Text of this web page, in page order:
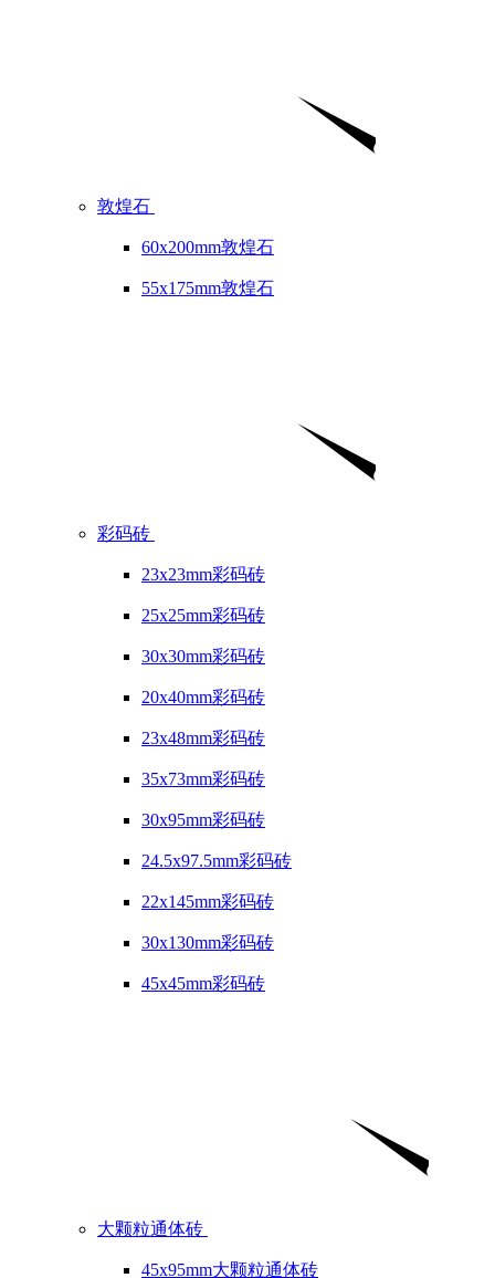
敦煌石
60x200mm敦煌石
55x175mm敦煌石
彩码砖
23x23mm彩码砖
25x25mm彩码砖
30x30mm彩码砖
20x40mm彩码砖
23x48mm彩码砖
35x73mm彩码砖
30x95mm彩码砖
24.5x97.5mm彩码砖
22x145mm彩码砖
30x130mm彩码砖
45x45mm彩码砖
大颗粒通体砖
45x95mm大颗粒通体砖